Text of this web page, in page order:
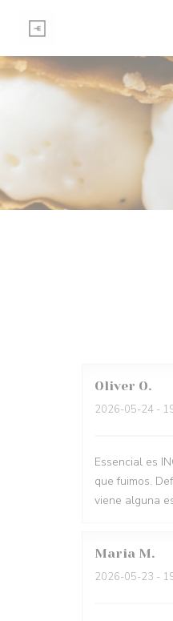
Oliver O
2026-05-24 -
Essencial es
que fuimos.
viene alguna
Maria M
2026-05-23 -